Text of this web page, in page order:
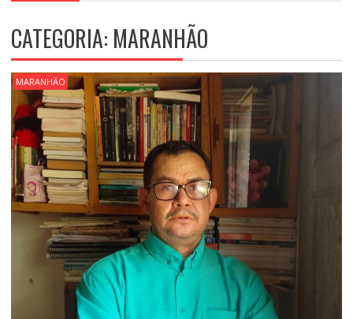
CATEGORIA: MARANHÃO
MARANHÃO